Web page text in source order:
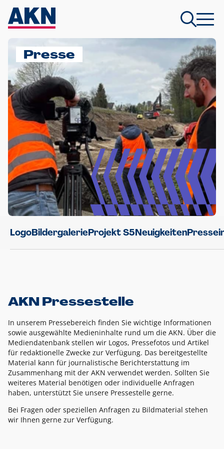
Presse
LogoBildergalerieProjekt S5Neuigkeiten
AKN Pressestelle
In unserem Pressebereich finden Sie wichtige Informationen
sowie ausgewählte Medieninhalte rund um die AKN. Über die
Mediendatenbank stellen wir Logos, Pressefotos und Artikel
für redaktionelle Zwecke zur Verfügung. Das bereitgestellte
Material kann für journalistische Berichterstattung im
Zusammenhang mit der AKN verwendet werden. Sollten Sie
weiteres Material benötigen oder individuelle Anfragen
haben, unterstützt Sie unsere Pressestelle gerne.
Bei Fragen oder speziellen Anfragen zu Bildmaterial stehen
wir Ihnen gerne zur Verfügung.